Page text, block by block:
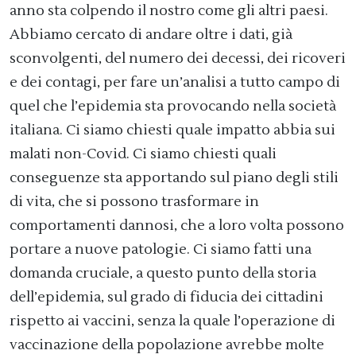
anno sta colpendo il nostro come gli altri paesi.
Abbiamo cercato di andare oltre i dati, già
sconvolgenti, del numero dei decessi, dei ricoveri
e dei contagi, per fare un’analisi a tutto campo di
quel che l’epidemia sta provocando nella società
italiana. Ci siamo chiesti quale impatto abbia sui
malati non-Covid. Ci siamo chiesti quali
conseguenze sta apportando sul piano degli stili
di vita, che si possono trasformare in
comportamenti dannosi, che a loro volta possono
portare a nuove patologie. Ci siamo fatti una
domanda cruciale, a questo punto della storia
dell’epidemia, sul grado di fiducia dei cittadini
rispetto ai vaccini, senza la quale l’operazione di
vaccinazione della popolazione avrebbe molte